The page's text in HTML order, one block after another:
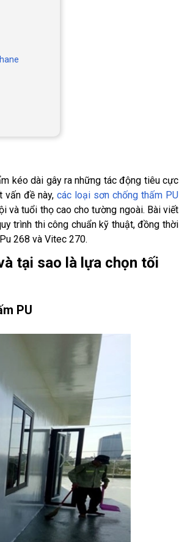
kéo dài gây ra những tác động tiêu cực
vấn đề này, các loại sơn chống thấm PU
và tuổi thọ cao cho tường ngoài. Bài viết
trình thi công chuẩn kỹ thuật, đồng thời
268 và Vitec 270.
tại sao là lựa chọn tối
PU